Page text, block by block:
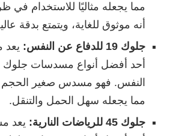
مما يجعله مثاليًا للاستخدام في
أنه موثوق للغاية، ويتمتع بدقة
جلوك 19
للدفاع عن النفس:
أحد أفضل أنواع مسدسات جلوك
النفس. فهو مسدس صغير الحجم
مما يجعله سهل الحمل والتنقل.
جلوك 45
للرياضات النارية: